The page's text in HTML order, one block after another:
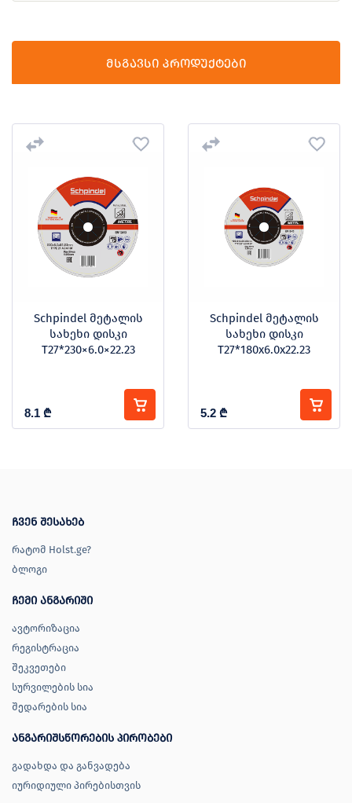
მსგავსი პროდუქტები
Schpindel მეტალის
სახეხი დისკი
T27*230×6.0×22.23
8.1 ₾
Schpindel მეტალის
სახეხი დისკი
T27*180x6.0x22.23
5.2 ₾
ჩვენ შესახებ
რატომ Holst.ge?
ბლოგი
ჩემი ანგარიში
ავტორიზაცია
რეგისტრაცია
შეკვეთები
სურვილების სია
შედარების სია
ანგარიშსწორების პირობები
გადახდა და განვადება
იურიდიული პირებისთვის